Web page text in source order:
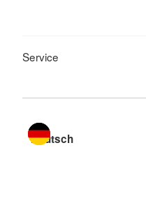
Service
Sprache wechseln zu